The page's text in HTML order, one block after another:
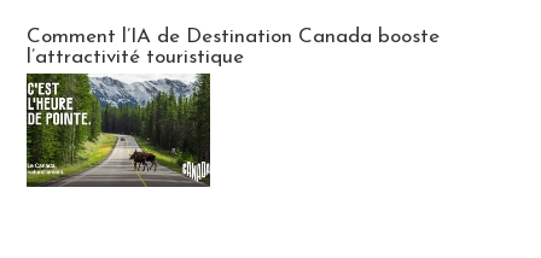
Comment l’IA de Destination Canada booste
l’attractivité touristique